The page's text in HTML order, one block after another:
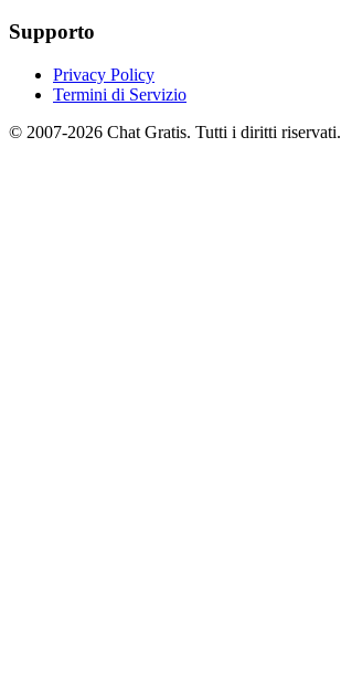
Supporto
Privacy Policy
Termini di Servizio
© 2007-2026 Chat Gratis. Tutti i diritti riservati.